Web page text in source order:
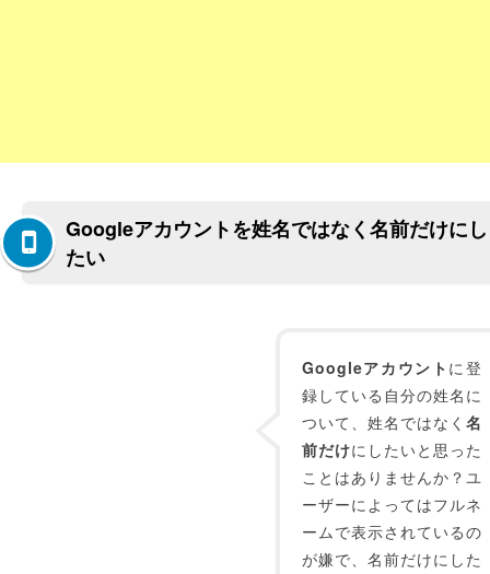
Googleアカウントを姓名ではなく名前だけにし
たい
Googleアカウント に登
録している自分の姓名に
ついて、姓名ではなく名
前だけにしたいと思った
ことはありませんか？ユ
ーザーによってはフルネ
ームで表示されているの
が嫌で、名前だけにした